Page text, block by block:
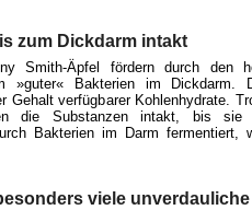
zum Dickdarm intakt
Smith-Äpfel fördern durch den
»guter« Bakterien im Dickdarm.
Gehalt verfügbarer Kohlenhydrate.
die Substanzen intakt, bis
Bakterien im Darm fermentiert,
viele